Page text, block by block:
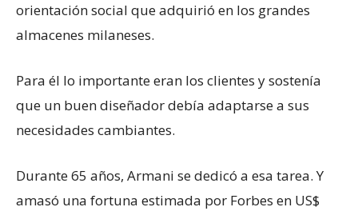
orientación social que adquirió en los grandes
almacenes milaneses.
Para él lo importante eran los clientes y sostenía
que un buen diseñador debía adaptarse a sus
necesidades cambiantes.
Durante 65 años, Armani se dedicó a esa tarea. Y
amasó una fortuna estimada por Forbes en US$